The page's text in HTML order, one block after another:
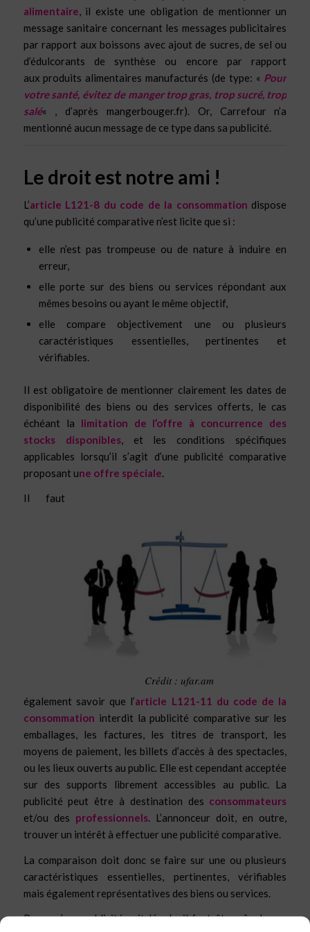
alimentaire, il existe une obligation de mentionner un
message sanitaire concernant les messages publicitaires
par rapport aux boissons avec ajout de sucres, de sel ou
d’édulcorants de synthèse ou encore par rapport
aux produits alimentaires manufacturés (de type: « Pour
votre santé, évitez de manger trop gras, trop sucré, trop
salé« , d’après mangerbouger.fr). Or, Carrefour n’a
mentionné aucun message de ce type dans sa publicité.
Le droit est notre ami !
L’article L121-8 du code de la consommation dispose
qu’une publicité comparative n’est licite que si :
elle n’est pas trompeuse ou de nature à induire en
erreur,
elle porte sur des biens ou services répondant aux
mêmes besoins ou ayant le même objectif,
elle compare objectivement une ou plusieurs
caractéristiques essentielles, pertinentes et
vérifiables.
Il est obligatoire de mentionner clairement les dates de
disponibilité des biens ou des services offerts, le cas
échéant la limitation de l’offre à concurrence des
stocks disponibles, et les conditions spécifiques
applicables lorsqu’il s’agit d’une publicité comparative
proposant une offre spéciale.
Crédit : ufar.am
Il faut
également savoir que l’article L121-11 du code de la
consommation interdit la publicité comparative sur les
emballages, les factures, les titres de transport, les
moyens de paiement, les billets d’accès à des spectacles,
ou les lieux ouverts au public. Elle est cependant acceptée
sur des supports librement accessibles au public. La
publicité peut être à destination des consommateurs
et/ou des professionnels. L’annonceur doit, en outre,
trouver un intérêt à effectuer une publicité comparative.
La comparaison doit donc se faire sur une ou plusieurs
caractéristiques essentielles, pertinentes, vérifiables
mais également représentatives des biens ou services.
Pour qu’une publicité soit légale, il faut être sûr de ses